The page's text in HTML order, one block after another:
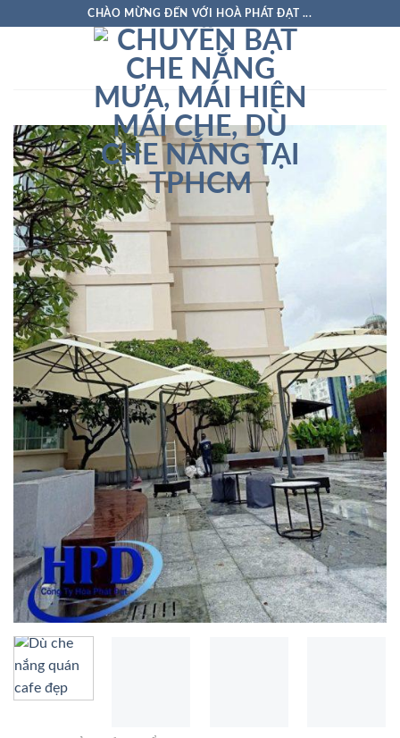
CHÀO MỪNG ĐẾN VỚI HOÀ PHÁT ĐẠT ...